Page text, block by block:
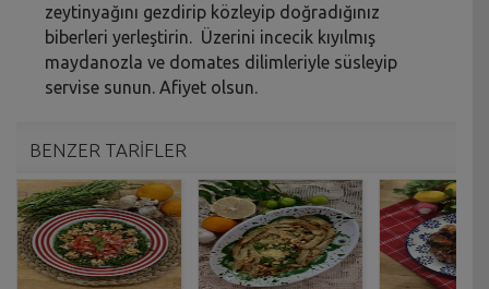
zeytinyağını gezdirip közleyip doğradığınız
biberleri yerleştirin. Üzerini incecik kıyılmış
maydanozla ve domates dilimleriyle süsleyip
servise sunun. Afiyet olsun.
BENZER TARİFLER